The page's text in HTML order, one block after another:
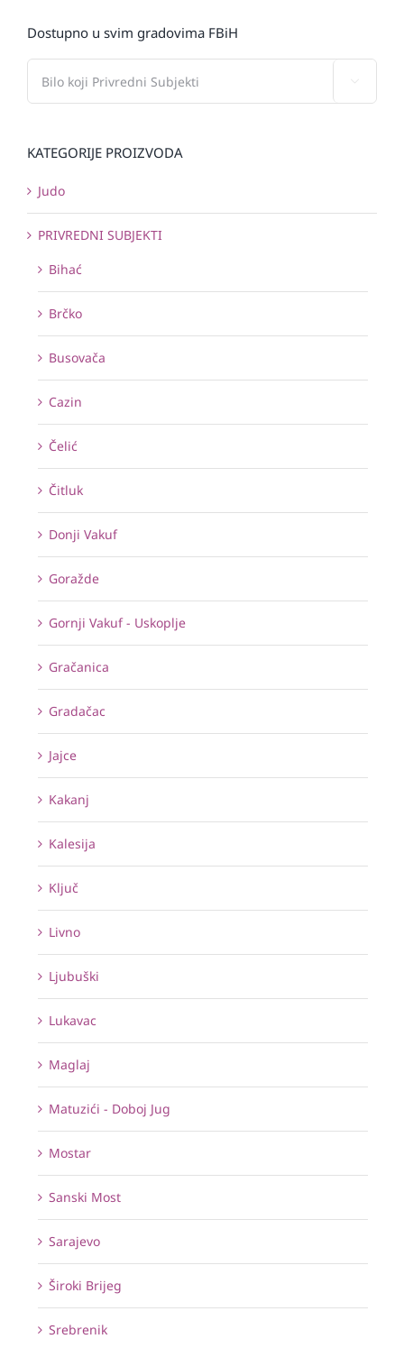
Dostupno u svim gradovima FBiH
KATEGORIJE PROIZVODA
Judo
PRIVREDNI SUBJEKTI
Bihać
Brčko
Busovača
Cazin
Čelić
Čitluk
Donji Vakuf
Goražde
Gornji Vakuf - Uskoplje
Gračanica
Gradačac
Jajce
Kakanj
Kalesija
Ključ
Livno
Ljubuški
Lukavac
Maglaj
Matuzići - Doboj Jug
Mostar
Sanski Most
Sarajevo
Široki Brijeg
Srebrenik